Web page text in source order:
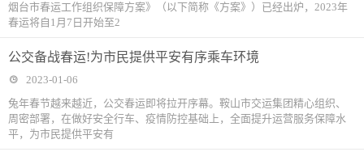
烟台市春运工作组织保障方案》（以下简称《方案》）已经出炉，2023年
春运将自1月7日开始至2
公交备战春运!为市民提供平安有序乘车环境
2023-01-06
兔年春节越来越近，公交春运即将拉开序幕。鞍山市交运集团精心组织、
周密部署，在做好安全行车、疫情防控基础上，全面提升运营服务保障水
平，为市民提供平安有